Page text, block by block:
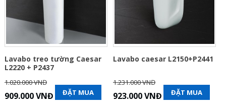
Lavabo treo tường Caesar
L2220 + P2437
1.020.000 VNĐ
909.000 VNĐ ĐẶT MUA
Lavabo caesar L2150+P2441
1.231.000 VNĐ
923.000 VNĐ ĐẶT MUA